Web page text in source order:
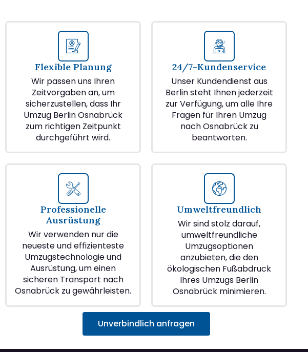
Flexible Planung
Wir passen uns Ihren
Zeitvorgaben an, um
sicherzustellen, dass Ihr
Umzug Berlin Osnabrück
zum richtigen Zeitpunkt
durchgeführt wird.
24/7-Kundenservice
Unser Kundendienst aus
Berlin steht Ihnen jederzeit
zur Verfügung, um alle Ihre
Fragen für Ihren Umzug
nach Osnabrück zu
beantworten.
Professionelle
Ausrüstung
Wir verwenden nur die
neueste und effizienteste
Umzugstechnologie und
Ausrüstung, um einen
sicheren Transport nach
Osnabrück zu gewährleisten.
Umweltfreundlich
Wir sind stolz darauf,
umweltfreundliche
Umzugsoptionen
anzubieten, die den
ökologischen Fußabdruck
Ihres Umzugs Berlin
Osnabrück minimieren.
Unverbindlich anfragen